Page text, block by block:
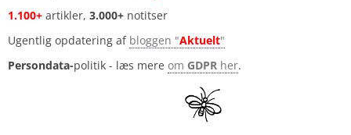
1.100+ artikler, 3.000+ notitser
Ugentlig opdatering af bloggen "Aktuelt"
Persondata-politik - læs mere om GDPR her.